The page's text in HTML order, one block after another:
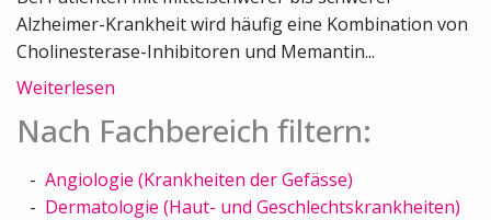
Alzheimer-Krankheit wird häufig eine Kombination von
Cholinesterase-Inhibitoren und Memantin...
Weiterlesen
Nach Fachbereich filtern:
Angiologie (Krankheiten der Gefässe)
Dermatologie (Haut- und Geschlechtskrankheiten)